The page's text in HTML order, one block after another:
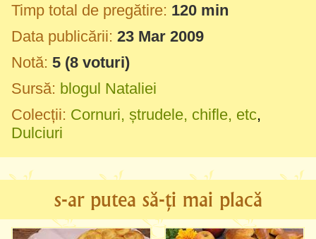
Timp total de pregătire: 120 min
Data publicării: 23 Mar 2009
Notă: 5 (8 voturi)
Sursă: blogul Nataliei
Colecții: Cornuri, ștrudele, chifle, etc,
Dulciuri
s-ar putea să-ți mai placă